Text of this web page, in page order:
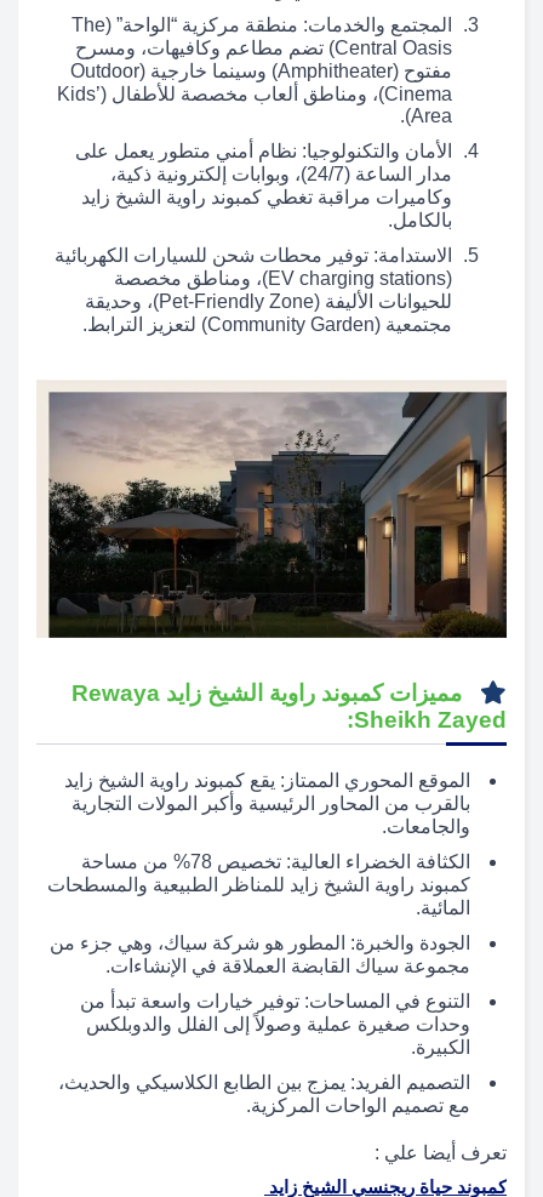
المجتمع والخدمات: منطقة مركزية “الواحة” (The
Central Oasis) تضم مطاعم وكافيهات، ومسرح
مفتوح (Amphitheater) وسينما خارجية (Outdoor
Cinema)، ومناطق ألعاب مخصصة للأطفال (Kids’
Area).
الأمان والتكنولوجيا: نظام أمني متطور يعمل على
مدار الساعة (24/7)، وبوابات إلكترونية ذكية،
وكاميرات مراقبة تغطي كمبوند راوية الشيخ زايد
بالكامل.
الاستدامة: توفير محطات شحن للسيارات الكهربائية
(EV charging stations)، ومناطق مخصصة
للحيوانات الأليفة (Pet-Friendly Zone)، وحديقة
مجتمعية (Community Garden) لتعزيز الترابط.
مميزات كمبوند راوية الشيخ زايد Rewaya
Sheikh Zayed:
الموقع المحوري الممتاز: يقع كمبوند راوية الشيخ زايد
بالقرب من المحاور الرئيسية وأكبر المولات التجارية
والجامعات.
الكثافة الخضراء العالية: تخصيص 78% من مساحة
كمبوند راوية الشيخ زايد للمناظر الطبيعية والمسطحات
المائية.
الجودة والخبرة: المطور هو شركة سياك، وهي جزء من
مجموعة سياك القابضة العملاقة في الإنشاءات.
التنوع في المساحات: توفير خيارات واسعة تبدأ من
وحدات صغيرة عملية وصولاً إلى الفلل والدوبلكس
الكبيرة.
التصميم الفريد: يمزج بين الطابع الكلاسيكي والحديث،
مع تصميم الواحات المركزية.
تعرف أيضا علي :
كمبوند حياة ريجنسي الشيخ زايد